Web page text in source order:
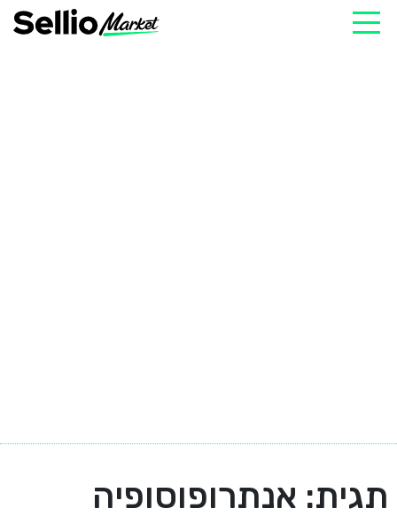
תגית: אנתרופוסופיה